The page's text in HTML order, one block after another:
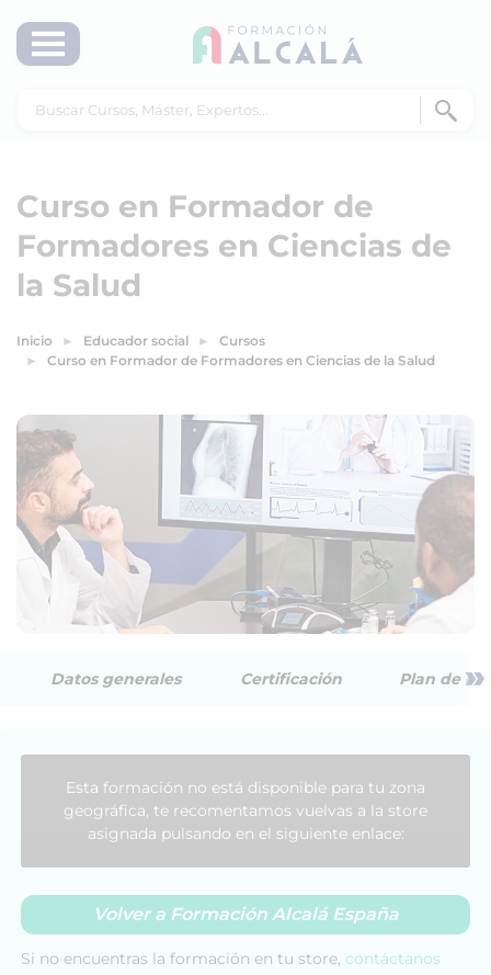
Curso en Formador de
Formadores en Ciencias de
la Salud
Inicio Educador social
Cursos
Curso en Formador de Formadores en Ciencias de la Salud
Datos generales Certificación Plan de »
Esta formación no está disponible para tu zona
geográfica, te recomentamos vuelvas a la store
asignada pulsando en el siguiente enlace:
Volver a Formación Alcalá España
Si no encuentras la formación en tu store, contáctanos